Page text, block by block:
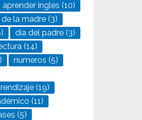
aprender ingles (10)
de la madre (3)
día del padre (3)
(14)
numeros (5)
(19)
(11)
(5)